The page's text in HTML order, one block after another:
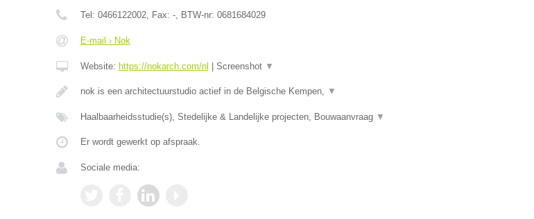
Tel: 0466122002, Fax: -, BTW-nr: 0681684029
E-mail › Nok
Website: https://nokarch.com/nl Screenshot ▼
nok is een architectuurstudio actief in de Belgische Kempen, ▼
Haalbaarheidsstudie(s), Stedelijke & Landelijke projecten, Bouwaanvraag ▼
Er wordt gewerkt op afspraak.
Sociale media: